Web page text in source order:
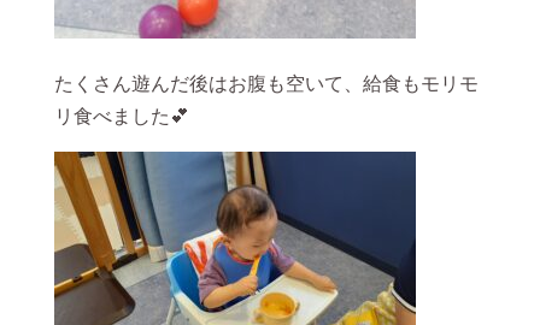
たくさん遊んだ後はお腹も空いて、給食もモリモ
リ食べました💕